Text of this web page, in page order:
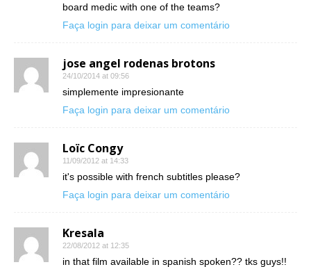
board medic with one of the teams?
Faça login para deixar um comentário
jose angel rodenas brotons
24/10/2014 at 09:56
simplemente impresionante
Faça login para deixar um comentário
Loïc Congy
11/09/2012 at 14:33
it's possible with french subtitles please?
Faça login para deixar um comentário
Kresala
22/08/2012 at 12:35
in that film available in spanish spoken?? tks guys!!